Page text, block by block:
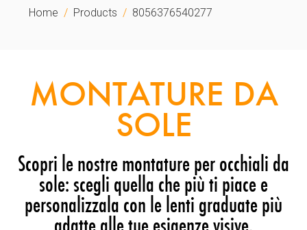
Home Products 8056376540277
MONTATURE DA
SOLE
Scopri le nostre montature per occhiali da
sole: scegli quella che più ti piace e
personalizzala con le lenti graduate più